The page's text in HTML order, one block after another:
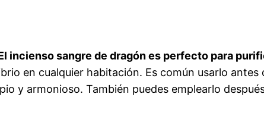
incienso sangre de dragón es perfecto para
en cualquier habitación. Es común usarlo antes
y armonioso. También puedes emplearlo